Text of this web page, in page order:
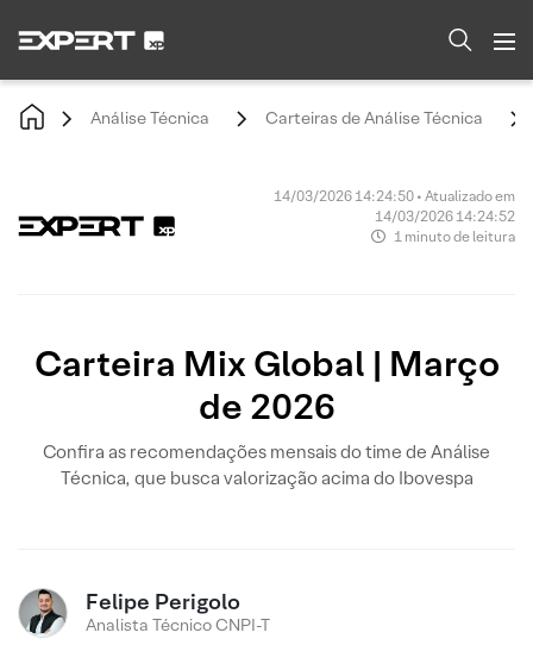
Análise Técnica Carteiras de Análise Técnica
14/03/2026 14:24:50 • Atualizado em
14/03/2026 14:24:52
1 minuto de leitura
Carteira Mix Global | Março
de 2026
Confira as recomendações mensais do time de Análise
Técnica, que busca valorização acima do Ibovespa
Felipe Perigolo
Analista Técnico CNPI-T